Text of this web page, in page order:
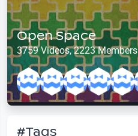
Open Space
3759 Videos, 2223 Members
#Tags